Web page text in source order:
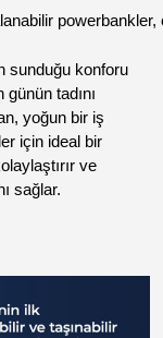
sunduğu konforu
tadını
yoğun bir iş
için ideal bir
ve
sağlar.